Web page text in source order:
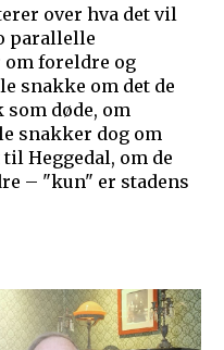
over hva det vil
parallelle
foreldre og
snakke om det de
døde, om
snakker dog om
Heggedal, om de
– "kun" er stadens